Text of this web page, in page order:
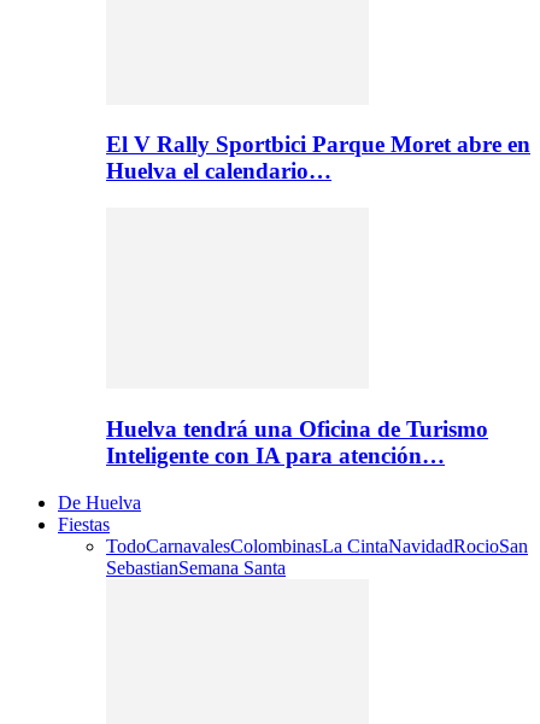
El V Rally Sportbici Parque Moret abre en
Huelva el calendario…
Huelva tendrá una Oficina de Turismo
Inteligente con IA para atención…
De Huelva
Fiestas
TodoCarnavalesColombinasLa CintaNavidadRocioSan
SebastianSemana Santa